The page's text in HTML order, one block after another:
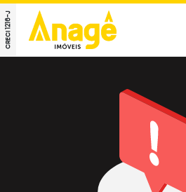
CRECI 1216-J